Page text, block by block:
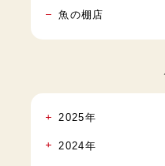
魚の棚店
2025年
2024年